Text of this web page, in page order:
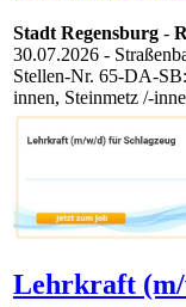
Stadt Regensburg -
30.07.2026 -
Stellen-Nr. 65-DA-
innen, Steinmetz /-
Lehrkraft (m/